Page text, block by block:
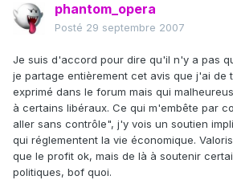
phantom_opera
Posté 29 septembre 2007
Je suis d'accord pour dire qu'il n'y a pas
je partage entièrement cet avis que j'ai de
exprimé dans le forum mais qui
à certains libéraux. Ce qui m'embête par
aller sans contrôle", j'y vois un soutien
qui réglementent la vie économique.
que le profit ok, mais de là à soutenir
politiques, bof quoi.